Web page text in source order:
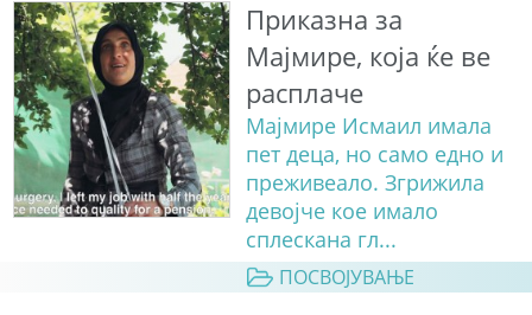
Приказна за
Мајмире, која ќе ве
расплаче
Мајмире Исмаил имала
пет деца, но само едно и
преживеало. Згрижила
девојче кое имало
сплескана гл...
ПОСВОЈУВАЊЕ